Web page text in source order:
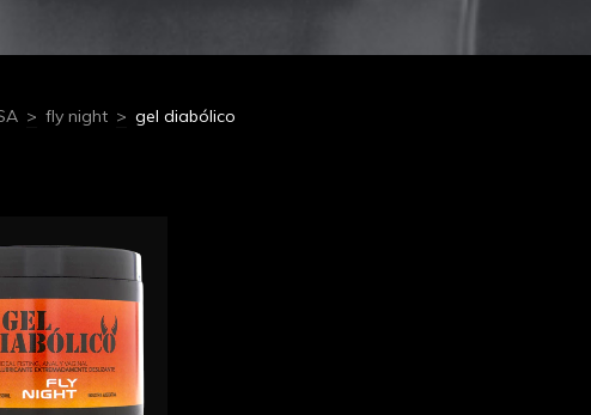
> fly night > gel diabólico